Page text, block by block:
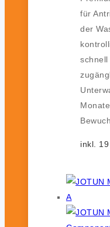
für
der
inkl. 19